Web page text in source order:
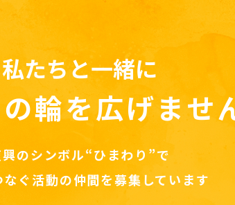
私たちと一緒に
輪を広げませ
のシンボル“ひまわり”で
なぐ活動の仲間を募集しています